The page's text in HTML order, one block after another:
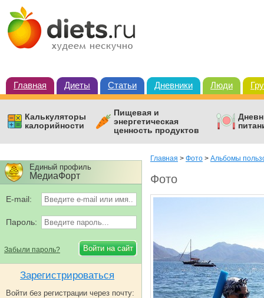
Главная Диеты Статьи Дневники Люди
Калькуляторы
калорийности
Пищевая и
энергетическая
ценность продуктов
Главная > Фото > Альбомы
Фото
Единый профиль
МедиаФорт
E-mail:
Пароль:
Забыли пароль?
Зарегистрироваться
Войти без регистрации через почту: